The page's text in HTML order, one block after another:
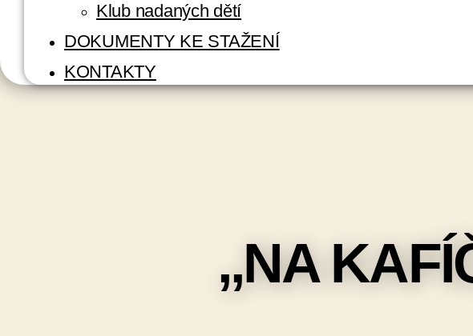
Klub nadaných dětí
DOKUMENTY KE STAŽENÍ
KONTAKTY
,,NA